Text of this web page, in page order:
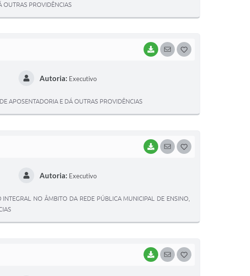
OUTRAS PROVIDÊNCIAS
BAIXARSEGUIR
Autoria: Executivo
APOSENTADORIA E DÁ OUTRAS PROVIDÊNCIAS
BAIXARSEGUIR
I
Autoria: Executivo
NO ÂMBITO DA REDE PÚBLICA MUNICIPAL DE ENSINO,
BAIXARSEGUIR